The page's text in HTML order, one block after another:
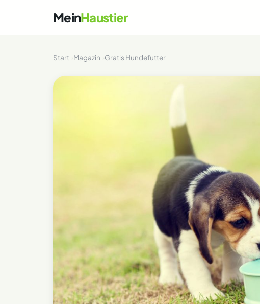
MeinHaustier
Start Magazin Gratis Hundefutter